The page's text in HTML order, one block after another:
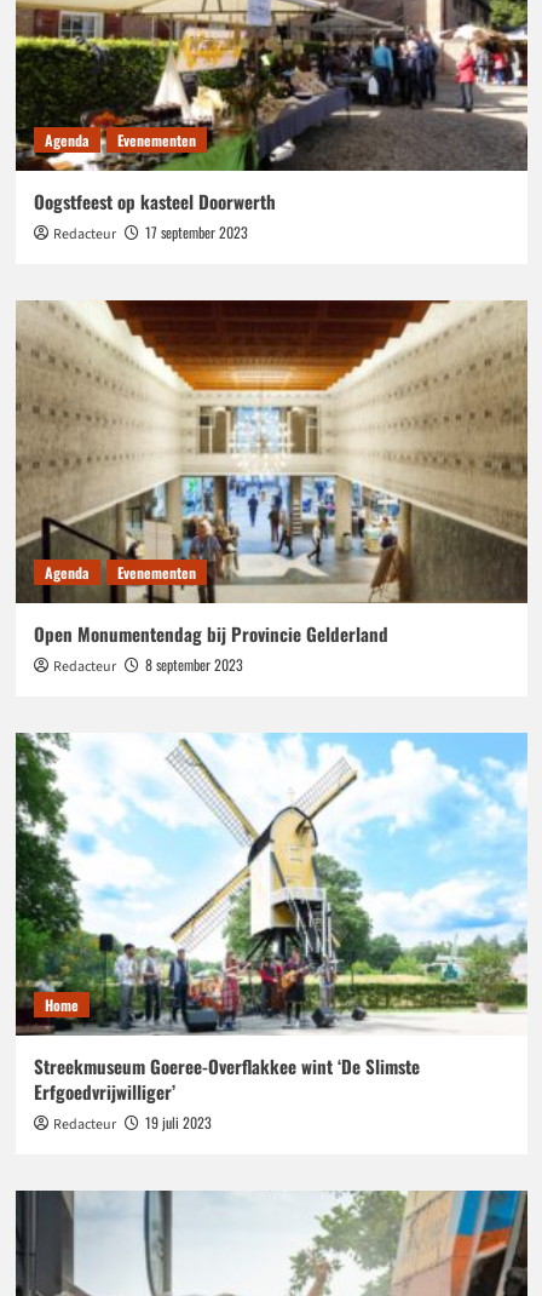
Agenda Evenementen
Oogstfeest op kasteel Doorwerth
Redacteur 17 september 2023
Agenda Evenementen
Open Monumentendag bij Provincie Gelderland
Redacteur 8 september 2023
Home
Streekmuseum Goeree-Overflakkee wint ‘De Slimste
Erfgoedvrijwilliger’
Redacteur 19 juli 2023